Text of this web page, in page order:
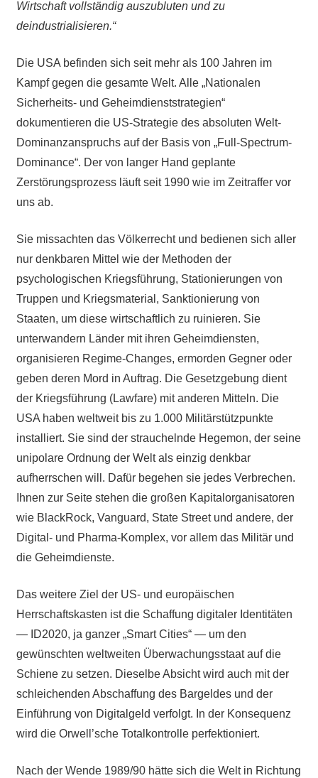
Wirtschaft vollständig auszubluten und zu
deindustrialisieren.“
Die USA befinden sich seit mehr als 100 Jahren im
Kampf gegen die gesamte Welt. Alle „Nationalen
Sicherheits- und Geheimdienststrategien“
dokumentieren die US-Strategie des absoluten Welt-
Dominanzanspruchs auf der Basis von „Full-Spectrum-
Dominance“. Der von langer Hand geplante
Zerstörungsprozess läuft seit 1990 wie im Zeitraffer vor
uns ab.
Sie missachten das Völkerrecht und bedienen sich aller
nur denkbaren Mittel wie der Methoden der
psychologischen Kriegsführung, Stationierungen von
Truppen und Kriegsmaterial, Sanktionierung von
Staaten, um diese wirtschaftlich zu ruinieren. Sie
unterwandern Länder mit ihren Geheimdiensten,
organisieren Regime-Changes, ermorden Gegner oder
geben deren Mord in Auftrag. Die Gesetzgebung dient
der Kriegsführung (Lawfare) mit anderen Mitteln. Die
USA haben weltweit bis zu 1.000 Militärstützpunkte
installiert. Sie sind der strauchelnde Hegemon, der seine
unipolare Ordnung der Welt als einzig denkbar
aufherrschen will. Dafür begehen sie jedes Verbrechen.
Ihnen zur Seite stehen die großen Kapitalorganisatoren
wie BlackRock, Vanguard, State Street und andere, der
Digital- und Pharma-Komplex, vor allem das Militär und
die Geheimdienste.
Das weitere Ziel der US- und europäischen
Herrschaftskasten ist die Schaffung digitaler Identitäten
— ID2020, ja ganzer „Smart Cities“ — um den
gewünschten weltweiten Überwachungsstaat auf die
Schiene zu setzen. Dieselbe Absicht wird auch mit der
schleichenden Abschaffung des Bargeldes und der
Einführung von Digitalgeld verfolgt. In der Konsequenz
wird die Orwell’sche Totalkontrolle perfektioniert.
Nach der Wende 1989/90 hätte sich die Welt in Richtung